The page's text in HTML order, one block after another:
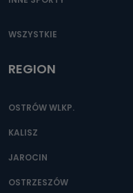
WSZYSTKIE
REGION
OSTRÓW WLKP.
KALISZ
JAROCIN
OSTRZESZÓW